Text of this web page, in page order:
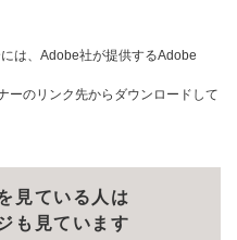
は、Adobe社が提供するAdobe
ーのリンク先からダウンロードして
見ている人は
も見ています